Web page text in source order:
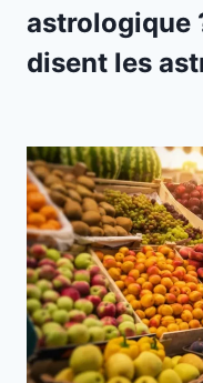
astrologique
disent les